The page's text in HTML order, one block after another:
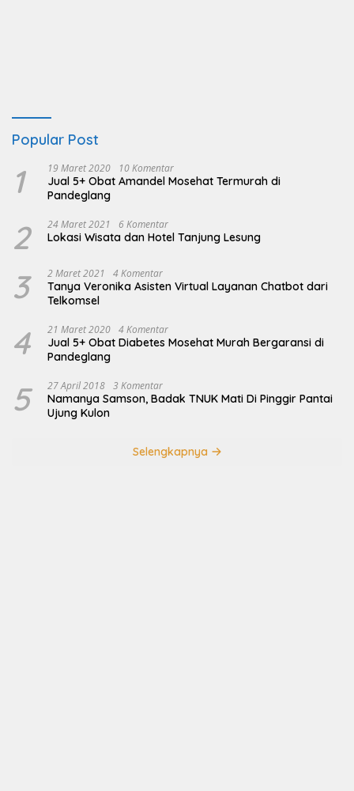
Popular Post
1 19 Maret 2020 10 Komentar
Jual 5+ Obat Amandel Mosehat Termurah di
Pandeglang
2 24 Maret 2021 6 Komentar
Lokasi Wisata dan Hotel Tanjung Lesung
3 2 Maret 2021 4 Komentar
Tanya Veronika Asisten Virtual Layanan Chatbot dari
Telkomsel
4 21 Maret 2020 4 Komentar
Jual 5+ Obat Diabetes Mosehat Murah Bergaransi di
Pandeglang
5 27 April 2018 3 Komentar
Namanya Samson, Badak TNUK Mati Di Pinggir Pantai
Ujung Kulon
Selengkapnya